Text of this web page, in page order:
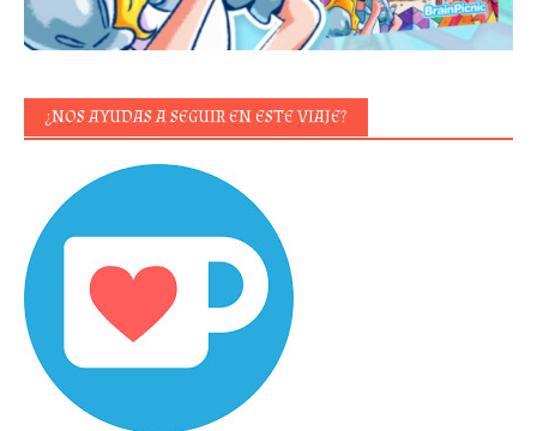
¿NOS AYUDAS A SEGUIR EN ESTE VIAJE?